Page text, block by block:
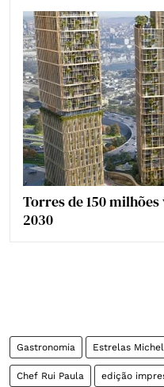
Torres de 150
2030
Gastronomia Estrelas
Chef Rui Paula edição